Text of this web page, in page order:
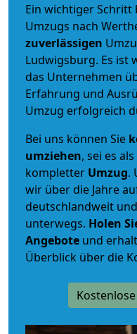
Ein wichtiger Schritt
Umzugs nach
zuverlässigen
Ludwigsburg. Es ist
das Unternehmen
Erfahrung und
Umzug erfolgreich
Bei uns können Sie
umziehen, sei es als
kompletter Umzug.
wir über die Jahre
deutschlandweit
unterwegs. Holen
Angebote und
Überblick über die